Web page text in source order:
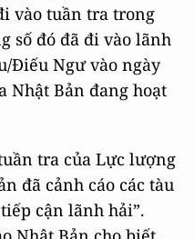
vào tuần tra trong
số đó đã đi vào lãnh
Điếu Ngư vào ngày
Nhật Bản đang hoạt
tra của Lực lượng
đã cảnh cáo các tàu
cận lãnh hải”.